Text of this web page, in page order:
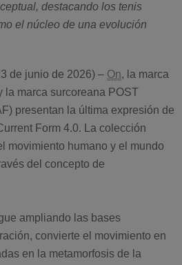
destacando los tenis
el núcleo de una evolución
de junio de 2026) – On, la marca
la marca surcoreana POST
presentan la última expresión de
Form 4.0. La colección
movimiento humano y el mundo
del concepto de
ampliando las bases
convierte el movimiento en
en la metamorfosis de la